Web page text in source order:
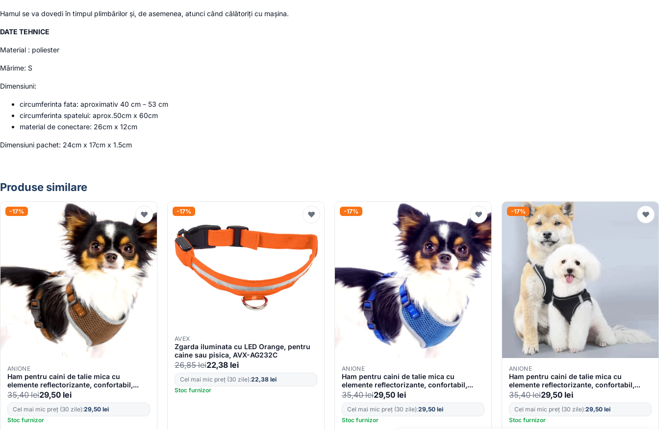
Hamul se va dovedi în timpul plimbărilor și, de asemenea, atunci când călătoriți cu mașina.
DATE TEHNICE
Material : poliester
Mărime: S
Dimensiuni:
circumferinta fata: aproximativ 40 cm – 53 cm
circumferinta spatelui: aprox.50cm x 60cm
material de conectare: 26cm x 12cm
Dimensiuni pachet: 24cm x 17cm x 1.5cm
Produse similare
-17% ♥
ANIONE
Ham pentru caini de talie mica cu
elemente reflectorizante, confortabil,
marime XXS, culoare Maro, AniOne
Germany
35,40lei29,50 lei
Cel mai mic preț (30 zile):29,50 lei
Stoc furnizor
-17% ♥
AVEX
Zgarda iluminata cu LED Orange, pentru
caine sau pisica, AVX-AG232C
26,85lei22,38 lei
Cel mai mic preț (30 zile):22,38 lei
Stoc furnizor
-17% ♥
ANIONE
Ham pentru caini de talie mica cu
elemente reflectorizante, confortabil,
marime XXS, culoare Albastru, AniOne
Germany
35,40lei29,50 lei
Cel mai mic preț (30 zile):29,50 lei
Stoc furnizor
-17% ♥
ANIONE
Ham pentru caini de talie mica cu
elemente reflectorizante, confortabil,
marime XXXS, culoare Negru, AniOne
Germany
35,40lei29,50 lei
Cel mai mic preț (30 zile):29,50 lei
Stoc furnizor